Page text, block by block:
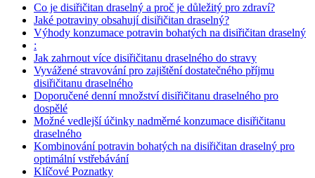
Co je disiřičitan draselný a proč je důležitý pro zdraví?
Jaké potraviny obsahují disiřičitan draselný?
Výhody konzumace potravin bohatých na disiřičitan draselný
:
Jak zahrnout více disiřičitanu draselného do stravy
Vyvážené stravování pro zajištění dostatečného příjmu
disiřičitanu draselného
Doporučené denní množství disiřičitanu draselného pro
dospělé
Možné vedlejší účinky nadměrné konzumace disiřičitanu
draselného
Kombinování potravin bohatých na disiřičitan draselný pro
optimální vstřebávání
Klíčové Poznatky